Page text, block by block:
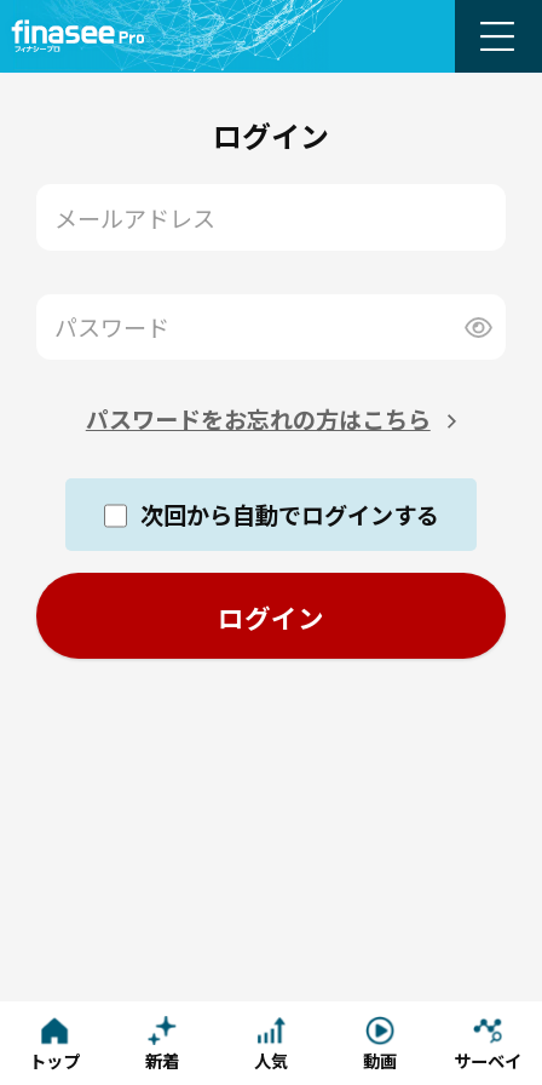
ログイン
パスワードをお忘れの方はこちら
次回から自動でログインする
トップ 新着 人気 動画 サーベイ